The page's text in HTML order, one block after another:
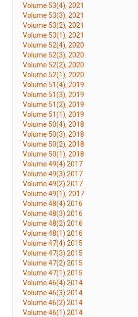
Volume 53(4), 2021
Volume 53(3), 2021
Volume 53(2), 2021
Volume 53(1), 2021
Volume 52(4), 2020
Volume 52(3), 2020
Volume 52(2), 2020
Volume 52(1), 2020
Volume 51(4), 2019
Volume 51(3), 2019
Volume 51(2), 2019
Volume 51(1), 2019
Volume 50(4), 2018
Volume 50(3), 2018
Volume 50(2), 2018
Volume 50(1), 2018
Volume 49(4) 2017
Volume 49(3) 2017
Volume 49(2) 2017
Volume 49(1), 2017
Volume 48(4) 2016
Volume 48(3) 2016
Volume 48(2) 2016
Volume 48(1) 2016
Volume 47(4) 2015
Volume 47(3) 2015
Volume 47(2) 2015
Volume 47(1) 2015
Volume 46(4) 2014
Volume 46(3) 2014
Volume 46(2) 2014
Volume 46(1) 2014